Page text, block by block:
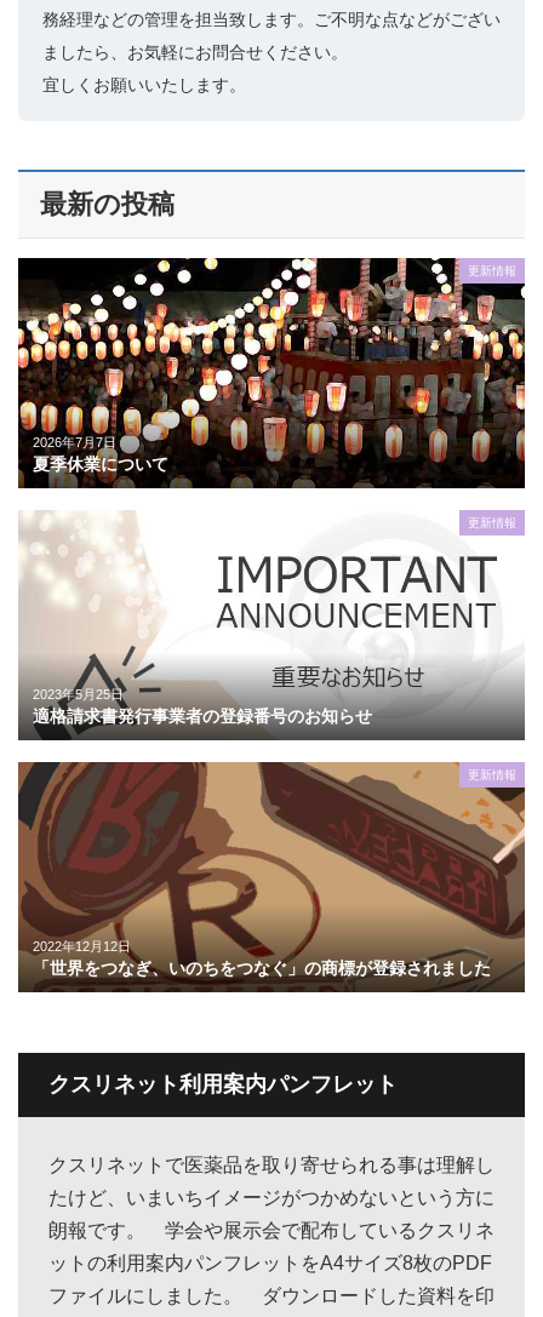
務経理などの管理を担当致します。ご不明な点などがござい
ましたら、お気軽にお問合せください。
宜しくお願いいたします。
最新の投稿
更新情報
2026年7月7日
夏季休業について
更新情報
2023年5月25日
適格請求書発行事業者の登録番号のお知らせ
更新情報
2022年12月12日
「世界をつなぎ、いのちをつなぐ」の商標が登録されました
クスリネット利用案内パンフレット
クスリネットで医薬品を取り寄せられる事は理解し
たけど、いまいちイメージがつかめないという方に
朗報です。 学会や展示会で配布しているクスリネ
ットの利用案内パンフレットをA4サイズ8枚のPDF
ファイルにしました。 ダウンロードした資料を印